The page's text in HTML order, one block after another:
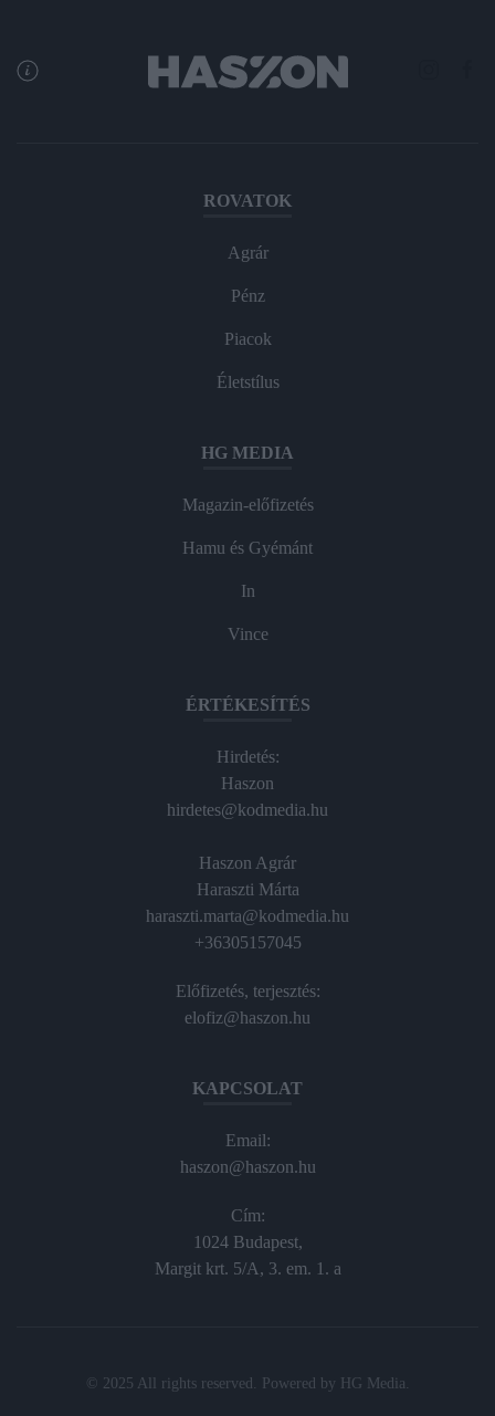
ROVATOK
Agrár
Pénz
Piacok
Életstílus
HG MEDIA
Magazin-előfizetés
Hamu és Gyémánt
In
Vince
ÉRTÉKESÍTÉS
Hirdetés:
Haszon
hirdetes@kodmedia.hu
Haszon Agrár
Haraszti Márta
haraszti.marta@kodmedia.hu
+36305157045
Előfizetés, terjesztés:
elofiz@haszon.hu
KAPCSOLAT
Email:
haszon@haszon.hu
Cím:
1024 Budapest,
Margit krt. 5/A, 3. em. 1. a
© 2025 All rights reserved. Powered by HG Media